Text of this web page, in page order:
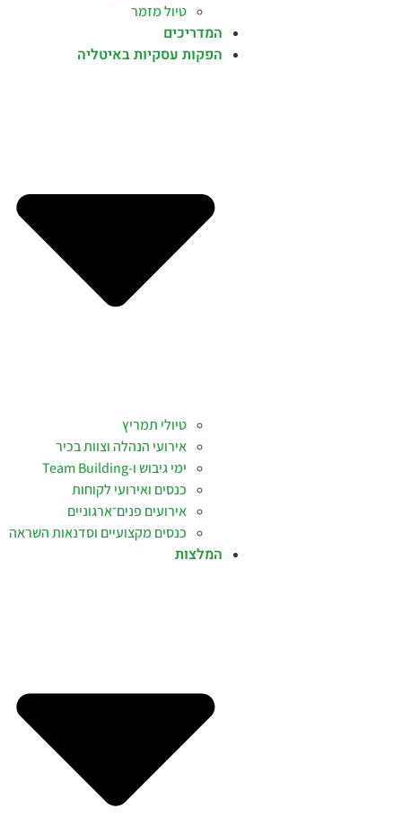
טיול מזמר
המדריכים
הפקות עסקיות באיטליה
טיולי תמריץ
אירועי הנהלה וצוות בכיר
ימי גיבוש ו-Team Building
כנסים ואירועי לקוחות
אירועים פנים־ארגוניים
כנסים מקצועיים וסדנאות השראה
המלצות